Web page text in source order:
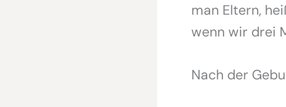
man Eltern,
wenn wir drei
Nach der